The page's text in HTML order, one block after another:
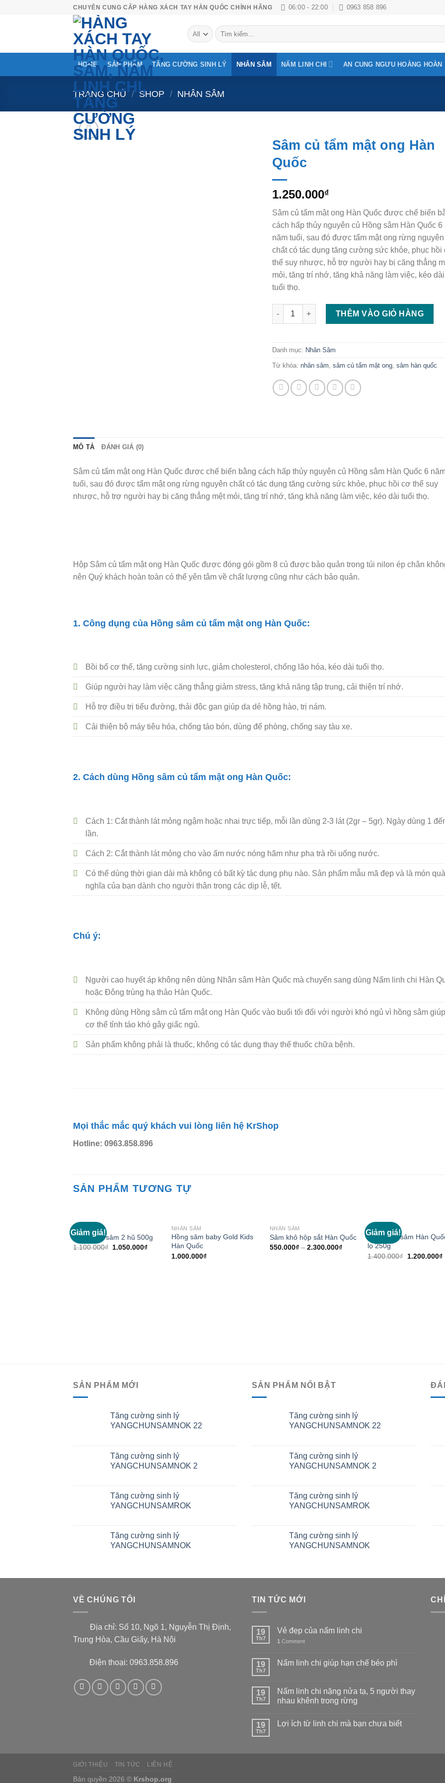
CHUYÊN CUNG CẤP HÀNG XÁCH TAY HÀN QUỐC CHÍNH HÃNG 06:00 - 22:00 0963 858 896
Tìm
kiếm:
HOME SẢN PHẨM TĂNG CƯỜNG SINH LÝ NHÂN SÂM NẤM LINH CHI AN CUNG NGƯU HOÀNG HOÀN
TRANG CHỦ / SHOP / NHÂN SÂM
Sâm củ tẩm mật ong Hàn
Quốc
1.250.000₫
Sâm củ tẩm mật ong Hàn Quốc được chế biến
cách hấp thủy nguyên củ Hồng sâm Hàn Quốc 6
năm tuổi, sau đó được tẩm mật ong rừng nguyên
chất có tác dụng tăng cường sức khỏe, phục hồi
thể suy nhược, hỗ trợ người hay bị căng thẳng
mỏi, tăng trí nhớ, tăng khả năng làm việc, kéo dài
tuổi thọ.
Sâm củ tẩm mật ong Hàn Quốc số lượng
THÊM VÀO GIỎ HÀNG
Danh mục: Nhân Sâm
Từ khóa: nhân sâm sâm củ tẩm mật ong, sâm hàn quốc
MÔ TẢ ĐÁNH GIÁ (0)
Sâm củ tẩm mật ong Hàn Quốc được chế biến bằng cách hấp thủy nguyên củ Hồng sâm Hàn Quốc 6
tuổi, sau đó được tẩm mật ong rừng nguyên chất có tác dụng tăng cường sức khỏe, phục hồi cơ thể suy
nhược, hỗ trợ người hay bị căng thẳng mệt mỏi, tăng trí nhớ, tăng khả năng làm việc, kéo dài tuổi thọ.
Hộp Sâm củ tẩm mật ong Hàn Quốc được đóng gói gồm 8 củ được bảo quản trong túi nilon ép chân
nên Quý khách hoàn toàn có thể yên tâm về chất lượng cũng như cách bảo quản.
1. Công dụng của Hồng sâm củ tẩm mật ong Hàn Quốc:
Bồi bổ cơ thể, tăng cường sinh lực, giảm cholesterol, chống lão hóa, kéo dài tuổi thọ.
Giúp người hay làm việc căng thẳng giảm stress, tăng khả năng tập trung, cải thiện trí nhớ.
Hỗ trợ điều trị tiểu đường, thải độc gan giúp da dẻ hồng hào, trị nám.
Cải thiện bộ máy tiêu hóa, chống táo bón, dùng để phòng, chống say tàu xe.
2. Cách dùng Hồng sâm củ tẩm mật ong Hàn Quốc:
Cách 1: Cắt thành lát mỏng ngậm hoặc nhai trực tiếp, mỗi lần dùng 2-3 lát (2gr – 5gr). Ngày dùng 1
lần.
Cách 2: Cắt thành lát mỏng cho vào ấm nước nóng hãm như pha trà rồi uống nước.
Có thể dùng thời gian dài mà không có bất kỳ tác dụng phụ nào. Sản phẩm mẫu mã đẹp và là món
nghĩa của bạn dành cho người thân trong các dịp lễ, tết.
Chú ý:
Người cao huyết áp không nên dùng Nhân sâm Hàn Quốc mà chuyển sang dùng Nấm linh chi Hàn
hoặc Đông trùng hạ thảo Hàn Quốc.
Không dùng Hồng sâm củ tẩm mật ong Hàn Quốc vào buổi tối đối với người khó ngủ vì hồng sâm giúp
cơ thể tỉnh táo khó gây giấc ngủ.
Sản phẩm không phải là thuốc, không có tác dụng thay thế thuốc chữa bệnh.
Mọi thắc mắc quý khách vui lòng liên hệ KrShop
Hotline: 0963.858.896
SẢN PHẨM TƯƠNG TỰ
Giảm giá!
Add to
Wishlist
NHÂN SÂM
Cao hồng sâm 2 hũ 500g
1.100.000₫ 1.050.000₫
Add to
NHÂN SÂM
Hồng sâm baby Gold Kids
Hàn Quốc
1.000.000₫
Add to
Wishlist
NHÂN SÂM
Sâm khô hộp sắt Hàn Quốc
550.000₫– 2.300.000₫
Giảm giá!
Add
NHÂN SÂM
Cao hồng sâm Hàn
lọ 250g
1.400.000₫ 1.200.000₫
SẢN PHẨM MỚI
Tăng cường sinh lý
YANGCHUNSAMNOK 22
Tăng cường sinh lý
YANGCHUNSAMNOK 2
Tăng cường sinh lý
YANGCHUNSAMROK
Tăng cường sinh lý
YANGCHUNSAMNOK
SẢN PHẨM NỔI BẬT
Tăng cường sinh lý
YANGCHUNSAMNOK 22
Tăng cường sinh lý
YANGCHUNSAMNOK 2
Tăng cường sinh lý
YANGCHUNSAMROK
Tăng cường sinh lý
YANGCHUNSAMNOK
VỀ CHÚNG TÔI
Địa chỉ: Số 10, Ngõ 1, Nguyễn Thị Định,
Trung Hòa, Cầu Giấy, Hà Nội
Điện thoại: 0963.858.896
TIN TỨC MỚI
19
Th7
Vẻ đẹp của nấm linh chi
1 Comment
19
Th7
Nấm linh chi giúp hạn chế béo phì
19
Th7
Nấm linh chi nặng nửa tạ, 5 người thay
nhau khênh trong rừng
19
Th7
Lợi ích từ linh chi mà bạn chưa biết
GIỚI THIỆU TIN TỨC LIÊN HỆ
Bản quyền 2026 © Krshop.org